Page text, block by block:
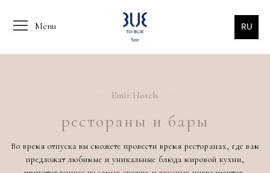
Menu RU
Emir Hotels
рестораны и бары
Во время отпуска вы сможете провести время ресторанах, где вам
предложат любимые и уникальные блюда мировой кухни,